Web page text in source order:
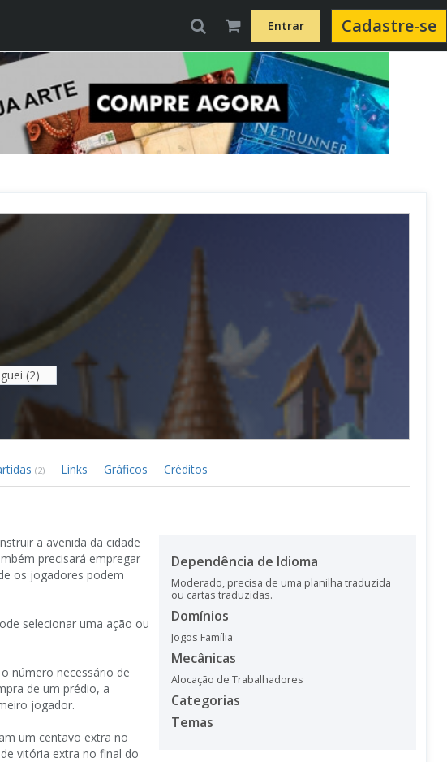
Entrar Cadastre-se
(2)
(2) Links Gráficos Créditos
a avenida da cidade
precisará empregar
os jogadores podem
selecionar uma ação ou
número necessário de
de um prédio, a
jogador.
um centavo extra no
vitória extra no final do
Dependência de Idioma
Moderado, precisa de uma planilha traduzida
ou cartas traduzidas.
Domínios
Jogos Família
Mecânicas
Alocação de Trabalhadores
Categorias
Temas